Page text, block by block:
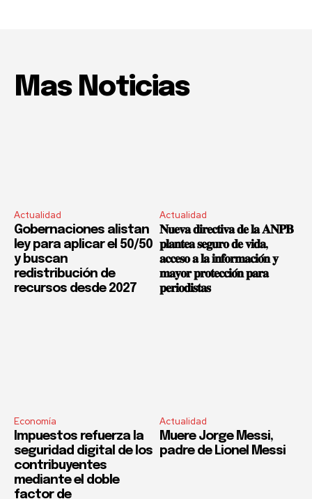
Mas Noticias
Actualidad
Gobernaciones alistan
ley para aplicar el 50/50
y buscan
redistribución de
recursos desde 2027
Actualidad
𝐍𝐮𝐞𝐯𝐚 𝐝𝐢𝐫𝐞𝐜𝐭𝐢𝐯𝐚 𝐝𝐞 𝐥𝐚 𝐀𝐍𝐏𝐁
𝐩𝐥𝐚𝐧𝐭𝐞𝐚 𝐬𝐞𝐠𝐮𝐫𝐨 𝐝𝐞 𝐯𝐢𝐝𝐚,
𝐚𝐜𝐜𝐞𝐬𝐨 𝐚 𝐥𝐚 𝐢𝐧𝐟𝐨𝐫𝐦𝐚𝐜𝐢𝐨́𝐧 𝐲
𝐦𝐚𝐲𝐨𝐫 𝐩𝐫𝐨𝐭𝐞𝐜𝐜𝐢𝐨́𝐧 𝐩𝐚𝐫𝐚
𝐩𝐞𝐫𝐢𝐨𝐝𝐢𝐬𝐭𝐚𝐬
Economía
Impuestos refuerza la
seguridad digital de los
contribuyentes
mediante el doble
factor de
Actualidad
Muere Jorge Messi,
padre de Lionel Messi